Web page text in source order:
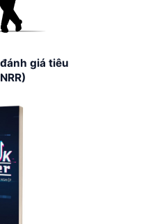
giá tiêu